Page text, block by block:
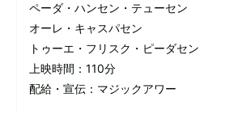
ペーダ・ハンセン・テューセン
オーレ・キャスパセン
トゥーエ・フリスク・ピーダセン
上映時間：110分
配給・宣伝：マジックアワー